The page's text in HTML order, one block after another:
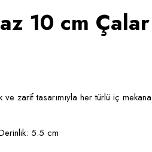
10 cm
ve zarif tasarımıyla her türlü iç
5.5 cm